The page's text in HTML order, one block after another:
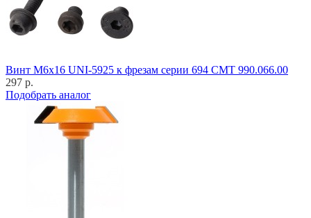
Винт M6x16 UNI-5925 к фрезам серии 694 CMT 990.066.00
297 р.
Подобрать аналог